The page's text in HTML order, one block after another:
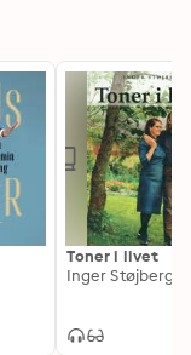
Toner i livet
Inger Støjberg